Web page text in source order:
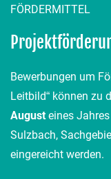
FÖRDERMITTEL
Bewerbungen um
Leitbild“ können zu
Augusteines
Sulzbach,
eingereicht werden.